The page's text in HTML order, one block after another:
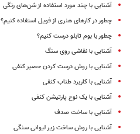
آشنایی با چند مورد استفاده از شن‌های رنگی
چطور در کارهای هنری از فویل استفاده کنیم؟
چطور با بوم تابلو درست کنیم؟
آشنایی با نقاشی روی سنگ
آشنایی با روش درست کردن حصیر کنفی
آشنایی با کاربرد طناب کنفی
آشنایی با یک نوع پارتیشن کنفی
آشنایی با ساخت صدف
آشنایی با روش ساخت زیر لیوانی سنگی